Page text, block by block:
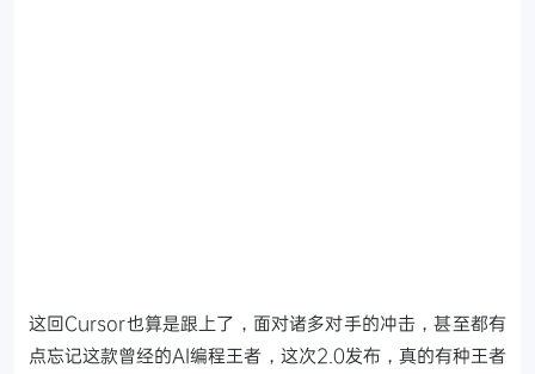
这回Cursor也算是跟上了，面对诸多对手的冲击，甚至都有
点忘记这款曾经的AI编程王者，这次2.0发布，真的有种王者